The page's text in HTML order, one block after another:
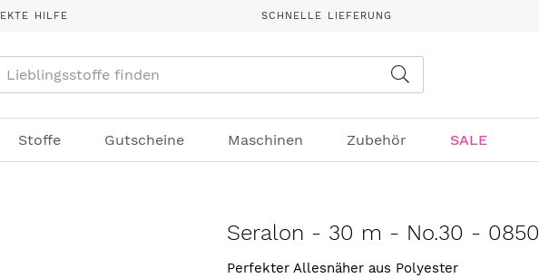
HILFE SCHNELLE LIEFERUNG
Stoffe Gutscheine Maschinen Zubehör SALE
Seralon - 30 m - No.30 - 0850
Perfekter Allesnäher aus Polyester